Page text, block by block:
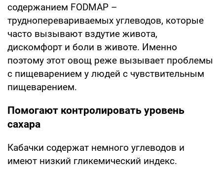
содержанием FODMAP –
трудноперевариваемых углеводов, которые
часто вызывают вздутие живота,
дискомфорт и боли в животе. Именно
поэтому этот овощ реже вызывает проблемы
с пищеварением у людей с чувствительным
пищеварением.
Помогают контролировать уровень
сахара
Кабачки содержат немного углеводов и
имеют низкий гликемический индекс.